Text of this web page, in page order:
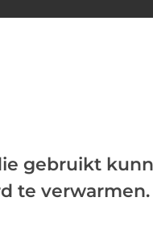
gebruikt
te verwarmen.